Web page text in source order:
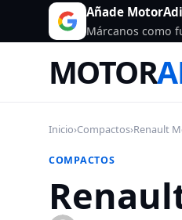
Añade
Márcanos como
MOTOR
Inicio›Compactos›Renault
COMPACTOS